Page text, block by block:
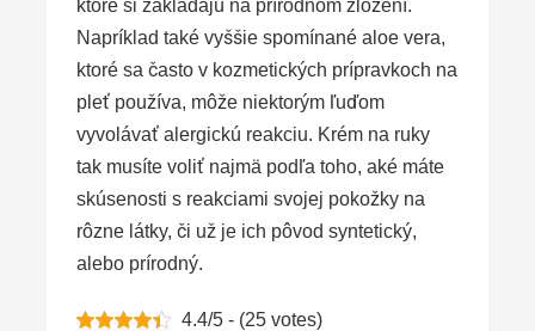
ktoré si zakladajú na prírodnom zložení.
Napríklad také vyššie spomínané aloe vera,
ktoré sa často v kozmetických prípravkoch na
pleť používa, môže niektorým ľuďom
vyvolávať alergickú reakciu. Krém na ruky
tak musíte voliť najmä podľa toho, aké máte
skúsenosti s reakciami svojej pokožky na
rôzne látky, či už je ich pôvod syntetický,
alebo prírodný.
4.4/5 - (25 votes)